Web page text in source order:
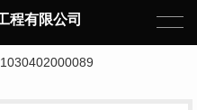
程有限公司